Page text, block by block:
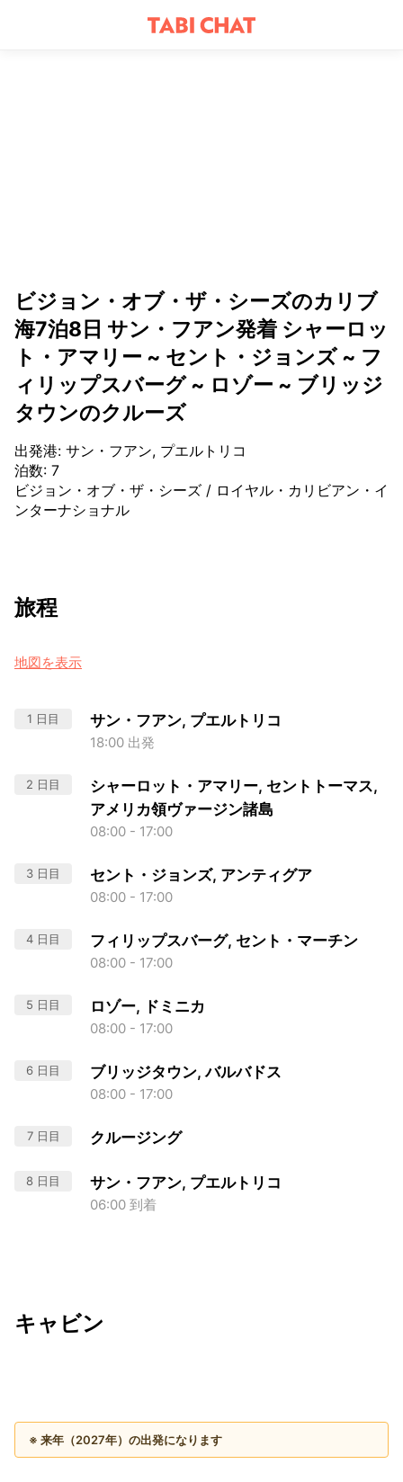
ビジョン・オブ・ザ・シーズのカリブ
海7泊8日 サン・フアン発着 シャーロッ
ト・アマリー ~ セント・ジョンズ ~ フ
ィリップスバーグ ~ ロゾー ~ ブリッジ
タウンのクルーズ
出発港: サン・フアン, プエルトリコ
泊数: 7
ビジョン・オブ・ザ・シーズ / ロイヤル・カリビアン・イ
ンターナショナル
旅程
地図を表示
1 日目 サン・フアン, プエルトリコ
18:00 出発
2 日目
シャーロット・アマリー, セントトーマス,
アメリカ領ヴァージン諸島
08:00 - 17:00
3 日目 セント・ジョンズ, アンティグア
08:00 - 17:00
4 日目 フィリップスバーグ, セント・マーチン
08:00 - 17:00
5 日目 ロゾー, ドミニカ
08:00 - 17:00
6 日目 ブリッジタウン, バルバドス
08:00 - 17:00
7 日目 クルージング
8 日目 サン・フアン, プエルトリコ
06:00 到着
キャビン
※ 来年（2027年）の出発になります